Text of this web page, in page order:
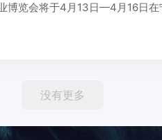
博览会将于4月13日—4月16日在
没有更多